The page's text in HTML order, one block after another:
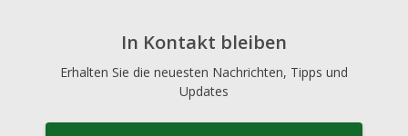
In Kontakt bleiben
Erhalten Sie die neuesten Nachrichten, Tipps und
Updates